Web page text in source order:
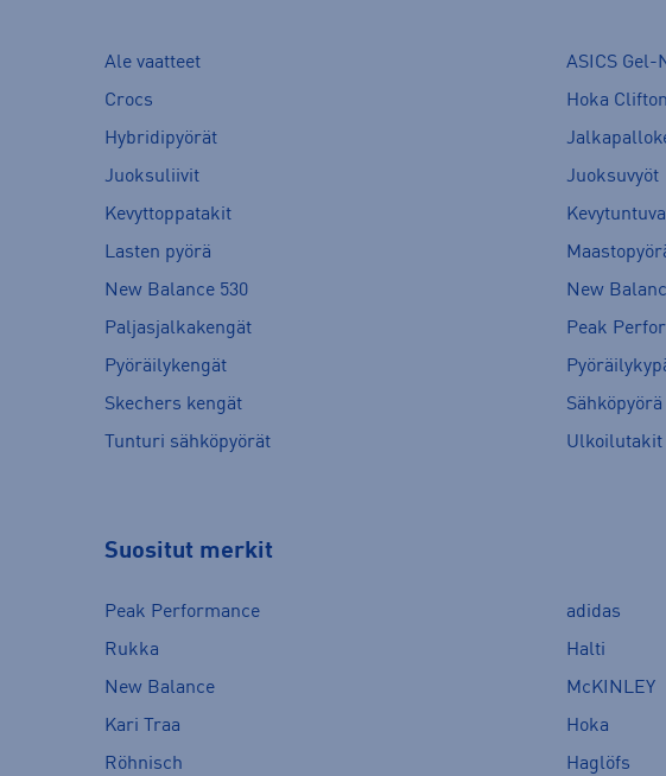
Ale vaatteet ASICS Gel-
Crocs
Hoka
Hybridipyörät
Juoksuliivit
Juoksuvyöt
Kevyttoppatakit
Lasten pyörä
New Balance 530
New
Paljasjalkakengät
Peak
Pyöräilykengät
Skechers kengät
Sähköpyörä
Tunturi sähköpyörät
Ulkoilutakit
Suositut merkit
Peak Performance adidas
Rukka
Halti
New Balance
McKINLEY
Kari Traa
Hoka
Röhnisch
Haglöfs